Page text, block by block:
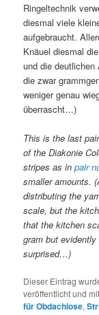
Ringeltechnik
diesmal viele
aufgebraucht.
Knäuel diesmal
und die
die zwar
weniger genau
überrascht…)
This is the last
of the Diakonie
stripes as inpair
smaller amounts.
distributing the
scale, but the
that the kitchen
gram but
surprised…)
Dieser Eintrag
veröffentlicht und
für Obdachlose,